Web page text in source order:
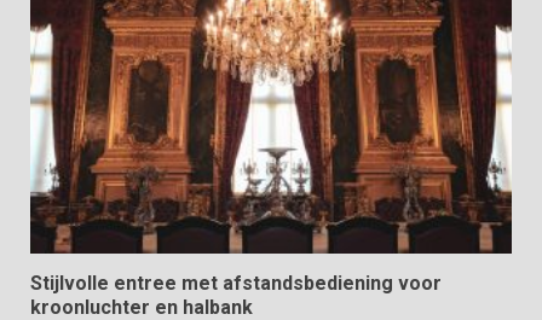
Stijlvolle entree met afstandsbediening voor
kroonluchter en halbank